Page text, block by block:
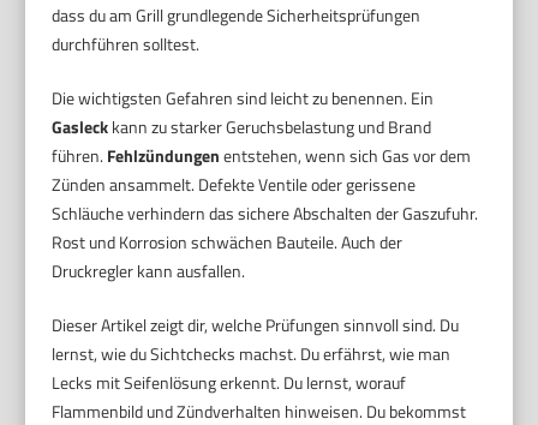
dass du am Grill grundlegende Sicherheitsprüfungen
durchführen solltest.
Die wichtigsten Gefahren sind leicht zu benennen. Ein
Gasleckkann zu starker Geruchsbelastung und Brand
führen. Fehlzündungenentstehen, wenn sich Gas vor dem
Zünden ansammelt. Defekte Ventile oder gerissene
Schläuche verhindern das sichere Abschalten der Gaszufuhr.
Rost und Korrosion schwächen Bauteile. Auch der
Druckregler kann ausfallen.
Dieser Artikel zeigt dir, welche Prüfungen sinnvoll sind. Du
lernst, wie du Sichtchecks machst. Du erfährst, wie man
Lecks mit Seifenlösung erkennt. Du lernst, worauf
Flammenbild und Zündverhalten hinweisen. Du bekommst